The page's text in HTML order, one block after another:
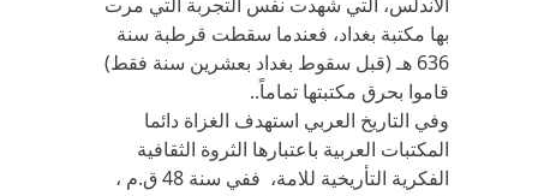
بها مكتبة بغداد، فعندما سقطت قرطبة سنة
636 هـ (قبل سقوط بغداد بعشرين سنة فقط)
قاموا بحرق مكتبتها تماماً..
وفي التاريخ العربي استهدف الغزاة دائما
المكتبات العربية باعتبارها الثروة الثقافية
الفكرية التأريخية للامة، ففي سنة 48 ق.م ،